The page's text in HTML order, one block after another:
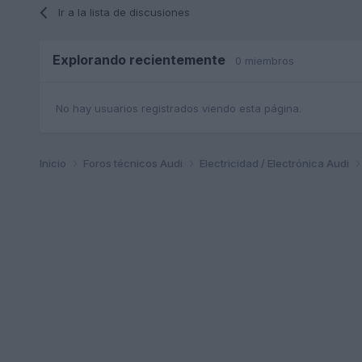
Ir a la lista de discusiones
Explorando recientemente 0 miembros
No hay usuarios registrados viendo esta página.
Inicio Foros técnicos Audi Electricidad / Electrónica Audi